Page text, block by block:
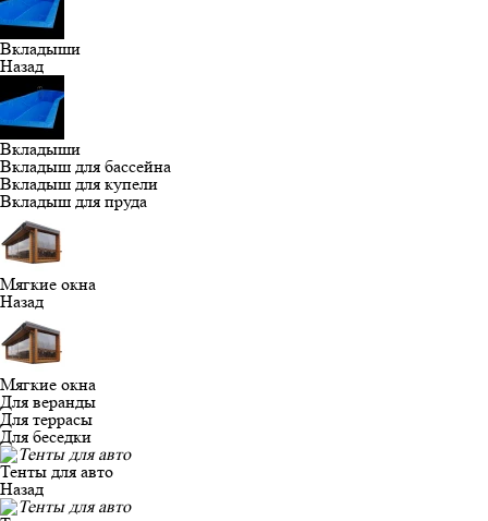
Вкладыши
Назад
Вкладыши
Вкладыш для бассейна
Вкладыш для купели
Вкладыш для пруда
Мягкие окна
Назад
Мягкие окна
Для веранды
Для террасы
Для беседки
Тенты для авто
Назад